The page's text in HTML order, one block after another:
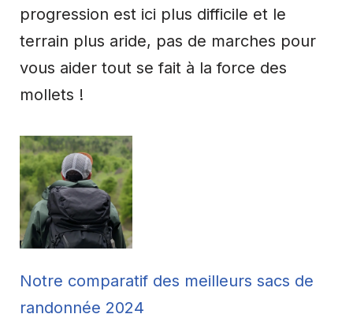
progression est ici plus difficile et le
terrain plus aride, pas de marches pour
vous aider tout se fait à la force des
mollets !
Notre comparatif des meilleurs sacs de
randonnée 2024